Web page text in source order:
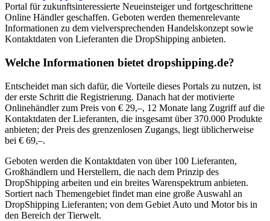
Portal für zukunftsinteressierte Neueinsteiger und fortgeschrittene
Online Händler geschaffen. Geboten werden themenrelevante
Informationen zu dem vielversprechenden Handelskonzept sowie
Kontaktdaten von Lieferanten die DropShipping anbieten.
Welche Informationen bietet dropshipping.de?
Entscheidet man sich dafür, die Vorteile dieses Portals zu nutzen, ist
der erste Schritt die Registrierung. Danach hat der motivierte
Onlinehändler zum Preis von € 29,–, 12 Monate lang Zugriff auf die
Kontaktdaten der Lieferanten, die insgesamt über 370.000 Produkte
anbieten; der Preis des grenzenlosen Zugangs, liegt üblicherweise
bei € 69,–.
Geboten werden die Kontaktdaten von über 100 Lieferanten,
Großhändlern und Herstellern, die nach dem Prinzip des
DropShipping arbeiten und ein breites Warenspektrum anbieten.
Sortiert nach Themengebiet findet man eine große Auswahl an
DropShipping Lieferanten; von dem Gebiet Auto und Motor bis in
den Bereich der Tierwelt.